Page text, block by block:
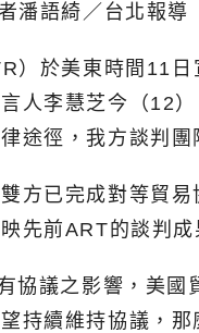
潘語綺／台北報導
）於美東時間11
人李慧芝今（12
途徑，我方談判
方已完成對等貿
先前ART的談判
協議之影響，美
持續維持協議，